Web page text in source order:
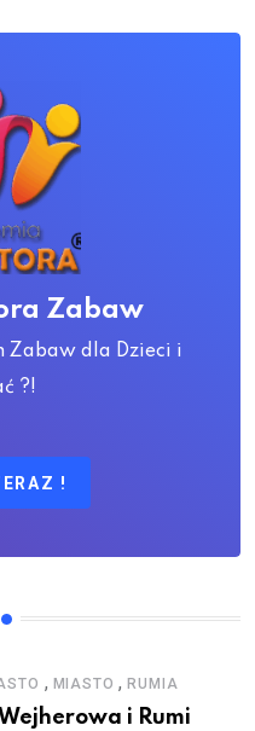
Zabaw
Zabaw dla Dzieci i
?!
!
, MIASTO ,RUMIA
i Rumi